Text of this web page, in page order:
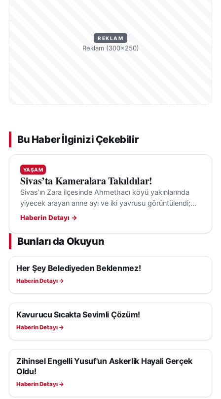
REKLAM
Reklam (300×250)
Bu Haber İlginizi Çekebilir
YAŞAM
Sivas’ta Kameralara Takıldılar!
Sivas’ın Zara ilçesinde Ahmethacı köyü yakınlarında
yiyecek arayan anne ayı ve iki yavrusu görüntülendi;
anne ayı, vatandaşı fark edince yavrularını uzaklaştırdı.
Haberin Detayı →
Bunları da Okuyun
YAŞAM
Her Şey Belediyeden Beklenmez!
Haberin Detayı →
YAŞAM
Kavurucu Sıcakta Sevimli Çözüm!
Haberin Detayı →
YAŞAM
Zihinsel Engelli Yusuf'un Askerlik Hayali Gerçek
Oldu!
Haberin Detayı →